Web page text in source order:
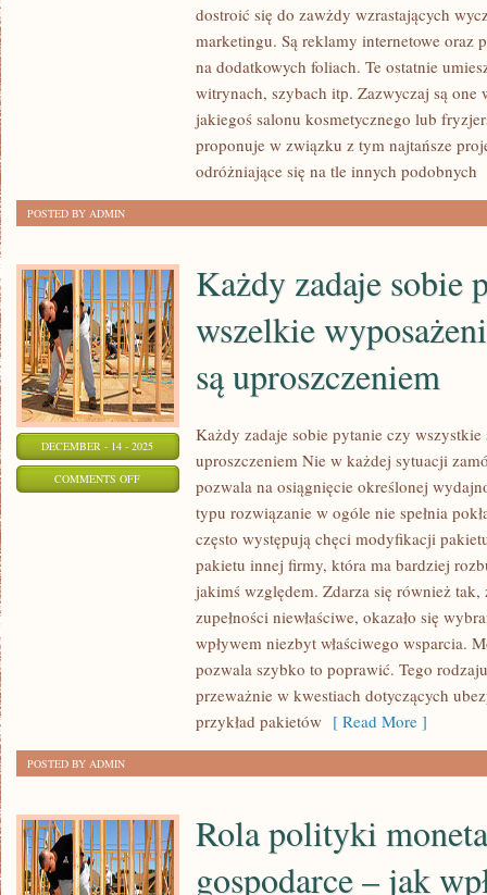
UZYSKANIEM
KLIENTÓW.
KAŻDY
JEST
W
MARKETINGU
dostroić się do zawżdy wzrastających
marketingu. Są reklamy internetowe oraz
na dodatkowych foliach. Te ostatnie
witrynach, szybach itp. Zazwyczaj są
jakiegoś salonu kosmetycznego lub
proponuje w związku z tym najtańsze
odróżniające się na tle innych podobnych
POSTED BY ADMIN
DECEMBER - 14 - 2025
COMMENTS OFFON
WYPOSAŻENIA
ELEKTRONICZNE
UPROSZCZENIEM
Każdy zadaje sobie
wszelkie
są uproszczeniem
Każdy zadaje sobie pytanie czy
uproszczeniem Nie w każdej sytuacji
pozwala na osiągnięcie określonej
typu rozwiązanie w ogóle nie spełnia
często występują chęci modyfikacji
pakietu innej firmy, która ma bardziej
jakimś względem. Zdarza się również tak,
zupełności niewłaściwe, okazało się
wpływem niezbyt właściwego wsparcia.
pozwala szybko to poprawić. Tego
przeważnie w kwestiach dotyczących
przykład pakietów [ Read More ]
POSTED BY ADMIN
Rola polityki
gospodarce – jak